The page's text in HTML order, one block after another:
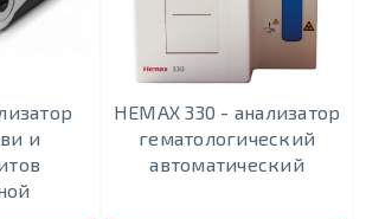
и
HEMAX 330 - анализатор
гематологический
автоматический